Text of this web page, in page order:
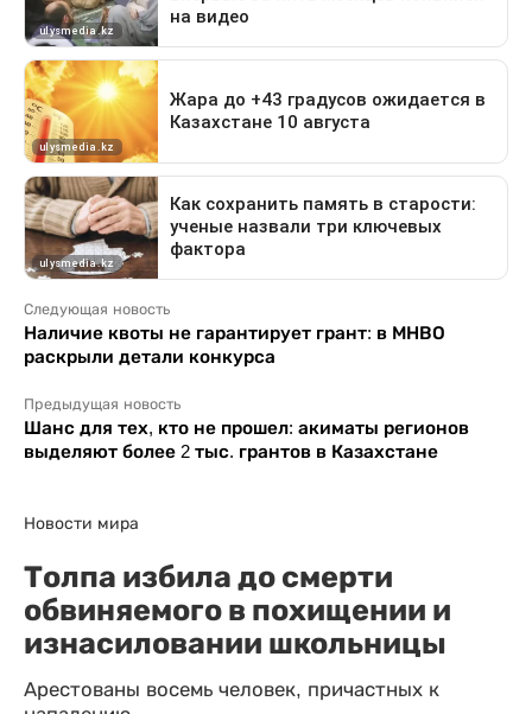
Следующая новость
Наличие квоты не гарантирует грант: в МНВО
раскрыли детали конкурса
Предыдущая новость
Шанс для тех, кто не прошел: акиматы регионов
выделяют более 2 тыс. грантов в Казахстане
Новости мира
Толпа избила до смерти
обвиняемого в похищении и
изнасиловании школьницы
Арестованы восемь человек, причастных к